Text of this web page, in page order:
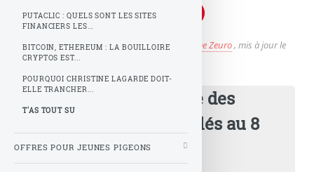
Publié lemardi 20 décembre 2022par Z comme Zeuro, mis à jour le
jeudi 22 décembre 2022 à 13 h 48
🎁 Offres de bienvenue des
banques : 1.325€ cumulés au 8
août 2026 (6 offres)
PUTACLIC : QUELS SONT LES SITES
FINANCIERS LES...
BITCOIN, ETHEREUM : LA BOUILLOIRE
CRYPTOS EST...
POURQUOI CHRISTINE LAGARDE DOIT-
ELLE TRANCHER...
T'AS TOUT SU
OFFRES POUR JEUNES PIGEONS